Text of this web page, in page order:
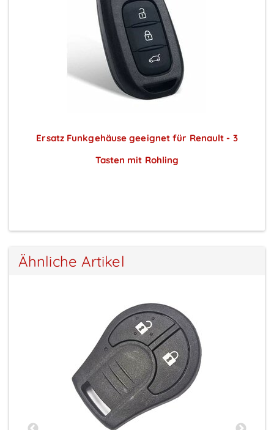
Ersatz Funkgehäuse geeignet für Renault - 3
Tasten mit Rohling
Ähnliche Artikel